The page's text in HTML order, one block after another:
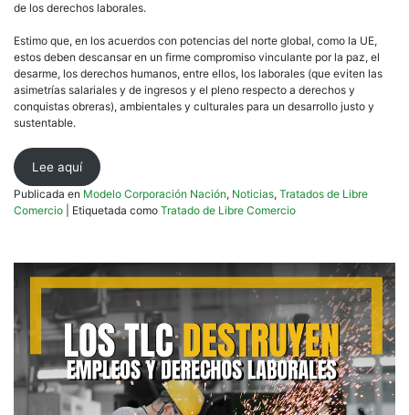
de los derechos laborales.
Estimo que, en los acuerdos con potencias del norte global, como la UE,
estos deben descansar en un firme compromiso vinculante por la paz, el
desarme, los derechos humanos, entre ellos, los laborales (que eviten las
asimetrías salariales y de ingresos y el pleno respecto a derechos y
conquistas obreras), ambientales y culturales para un desarrollo justo y
sustentable.
Lee aquí
Publicada en Modelo Corporación Nación, Noticias, Tratados de Libre
Comercio
Etiquetada como Tratado de Libre Comercio